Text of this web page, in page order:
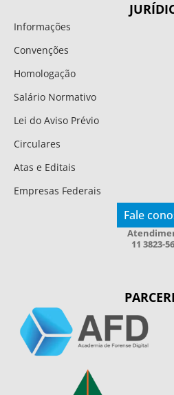
Informações
Convenções
Homologação
Salário Normativo
Lei do Aviso Prévio
Circulares
Atas e Editais
Empresas Federais
Fale
11 3823-